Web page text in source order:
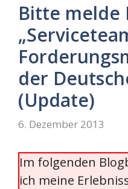
Bitte melde
der
(Update)
6. Dezember 2013
Im folgenden
ich meine